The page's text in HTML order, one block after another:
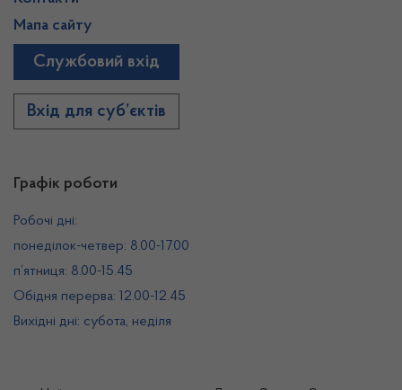
Графік роботи
Робочі дні:
понеділок-четвер: 8.00-17.00
п’ятниця: 8.00-15.45
Обідня перерва: 12.00-12.45
Вихідні дні: субота, неділя
Мапа сайту
Службовий вхід
Вхід для суб’єктів